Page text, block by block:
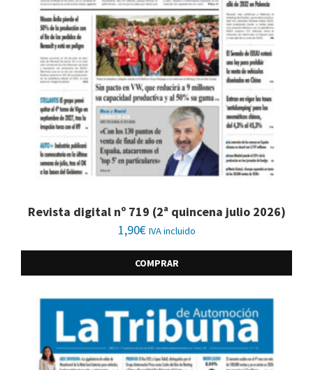
Revista digital nº 719 (2ª quincena julio 2026)
1,90€ IVA incluido
COMPRAR